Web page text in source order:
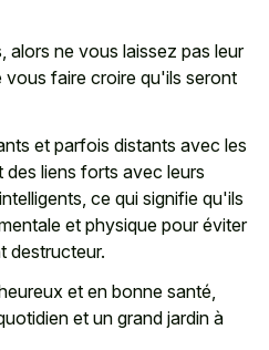
alors ne vous laissez pas leur
vous faire croire qu'ils seront
et parfois distants avec les
des liens forts avec leurs
ce qui signifie qu'ils
et physique pour éviter
destructeur.
et en bonne santé,
et un grand jardin à